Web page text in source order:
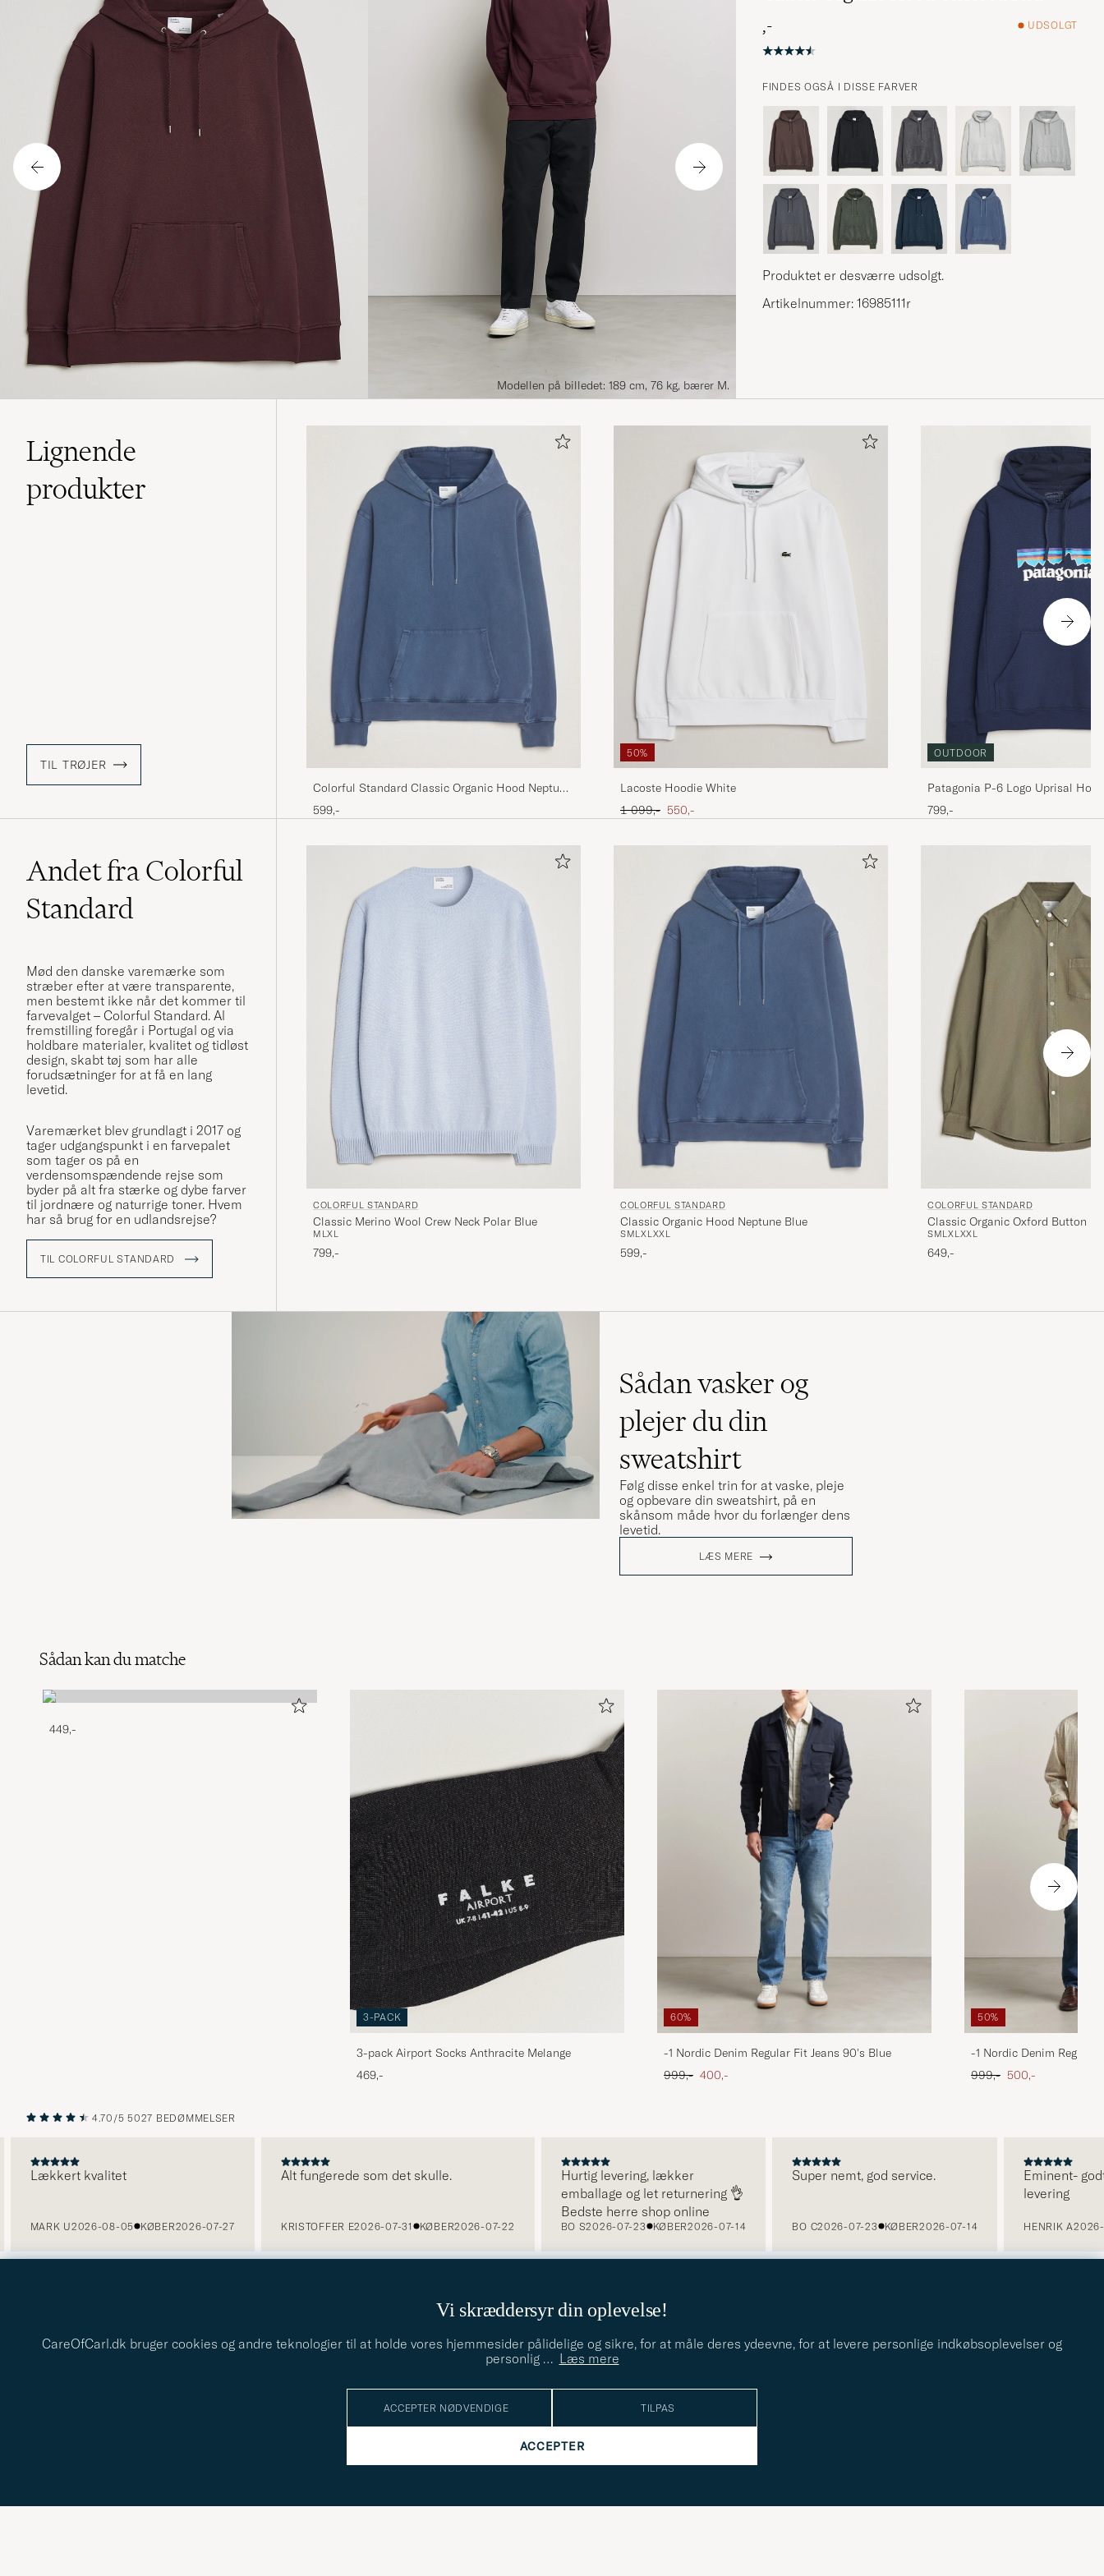
Modellen på billedet: 189 cm, 76 kg, bærer M.
,-
UDSOLGT
FINDES OGSÅ I DISSE FARVER
Produktet er desværre udsolgt.
Artikelnummer: 16985111r
Lignende
produkter
TIL TRØJER
Colorful Standard Classic Organic Hood Neptune
Blue
599,-
50%
Lacoste Hoodie White
Ordinary pris
1 099,- Nedsat pris
550,-
OUTDOOR
Patagonia P-6 Logo Uprisal
799,-
Andet fra Colorful
Standard
Mød den danske varemærke som
stræber efter at være transparente,
men bestemt ikke når det kommer til
farvevalget – Colorful Standard. Al
fremstilling foregår i Portugal og via
holdbare materialer, kvalitet og tidløst
design, skabt tøj som har alle
forudsætninger for at få en lang
levetid.
Varemærket blev grundlagt i 2017 og
tager udgangspunkt i en farvepalet
som tager os på en
verdensomspændende rejse som
byder på alt fra stærke og dybe farver
til jordnære og naturrige toner. Hvem
har så brug for en udlandsrejse?
TIL COLORFUL STANDARD
COLORFUL STANDARD
Classic Merino Wool Crew Neck Polar Blue
M LXL
799,-
COLORFUL STANDARD
Classic Organic Hood Neptune Blue
SMLXL XXL
599,-
COLORFUL STANDARD
Classic Organic Oxford Button
Olive
SMLXL XXL
649,-
Sådan vasker og
plejer du din
sweatshirt
Følg disse enkel trin for at vaske, pleje
og opbevare din sweatshirt, på en
skånsom måde hvor du forlænger dens
levetid.
LÆS MERE
Sådan kan du matche
449,-
3-PACK
3-pack Airport Socks Anthracite Melange
469,-
60%
-1 Nordic Denim Regular Fit Jeans 90's Blue
Ordinary pris
999,- Nedsat pris
400,-
50%
-1 Nordic Denim Regular
Ordinary pris
999,- Nedsat pris
500,-
NÆSTE
4.70/5 5027 BEDØMMELSER
Lækkert kvalitet
MARK U 2026-08-05 KØBER2026-07-27
Alt fungerede som det skulle.
KRISTOFFER E2026-07-31 KØBER2026-07-22
Hurtig levering, lækker
emballage og let returnering 👌
Bedste herre shop online
BO S2026-07-23 KØBER2026-07-14
Super nemt, god service.
BO C2026-07-23 KØBER2026-07-14
Eminent-
levering
HENRIK A2026-
Vi skræddersyr din oplevelse!
CareOfCarl.dk bruger cookies og andre teknologier til at holde vores hjemmesider pålidelige og sikre, for at måle deres ydeevne, for at levere personlige indkøbsoplevelser og
personlig … Læs mere
ACCEPTER NØDVENDIGE TILPAS
ACCEPTER
TILMELD DIG TIL VORES NYHEDSBREV
E-
mailadresse
Submit
anmälde
FORTROLIGHEDSPOLICY